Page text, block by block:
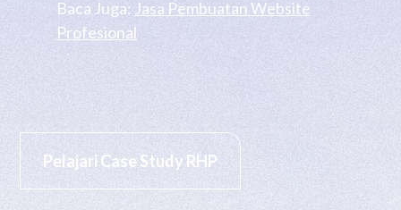
Baca Juga: Jasa Pembuatan Website
Profesional
Pelajari Case Study RHP